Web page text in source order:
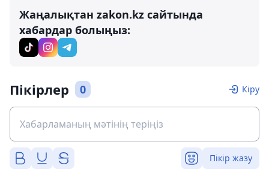
Жаңалықтан zakon.kz сайтында
хабардар болыңыз:
Пікірлер 0 Кіру
Пікір жазу